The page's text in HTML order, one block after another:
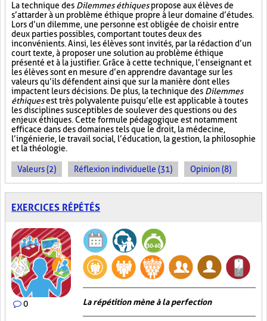
La technique des Dilemmes éthiquespropose aux élèves de
s’attarder à un problème éthique propre à leur domaine d’études.
Lors d’un dilemme, une personne est obligée de choisir entre
deux parties possibles, comportant toutes deux des
inconvénients. Ainsi, les élèves sont invités, par la rédaction d’un
court texte, à proposer une solution au problème éthique
présenté et à la justifier. Grâce à cette technique, l’enseignant et
les élèves sont en mesure d’en apprendre davantage sur les
valeurs qu’ils défendent ainsi que sur la manière dont elles
impactent leurs décisions. De plus, la technique des Dilemmes
éthiquesest très polyvalente puisqu’elle est applicable à toutes
les disciplines susceptibles de soulever des questions ou des
enjeux éthiques. Cette formule pédagogique est notamment
efficace dans des domaines tels que le droit, la médecine,
l’ingénierie, le travail social, l’éducation, la gestion, la philosophie
et la théologie.
Valeurs (2) Réflexion individuelle (31) Opinion (8)
EXERCICES RÉPÉTÉS
0 La répétition mène à la perfection